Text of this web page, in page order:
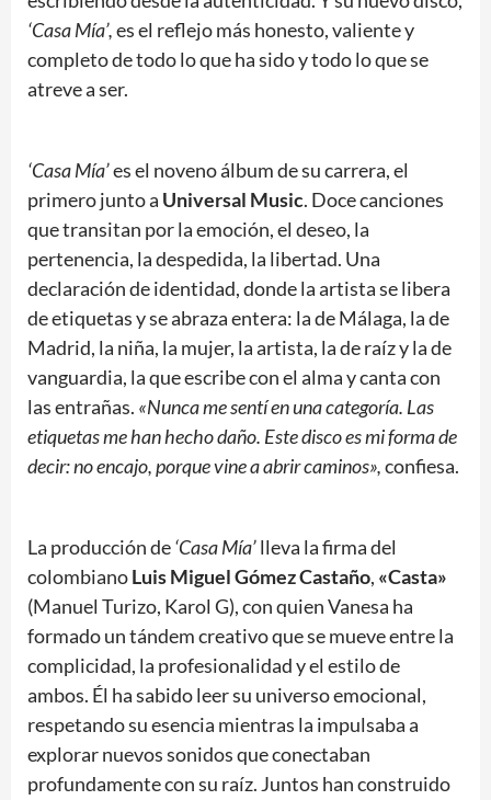
‘Casa Mía’,es el reflejo más honesto, valiente y
completo de todo lo que ha sido y todo lo que se
atreve a ser.
‘Casa Mía’es el noveno álbum de su carrera, el
primero junto a Universal Music. Doce canciones
que transitan por la emoción, el deseo, la
pertenencia, la despedida, la libertad. Una
declaración de identidad, donde la artista se libera
de etiquetas y se abraza entera: la de Málaga, la de
Madrid, la niña, la mujer, la artista, la de raíz y la de
vanguardia, la que escribe con el alma y canta con
las entrañas. «Nunca me sentí en una categoría. Las
etiquetas me han hecho daño. Este disco es mi forma de
decir: no encajo, porque vine a abrir caminos»,confiesa.
La producción de‘Casa Mía’lleva la firma del
colombianoLuis Miguel Gómez Castaño, «Casta»
(Manuel Turizo, Karol G), con quien Vanesa ha
formado un tándem creativo que se mueve entre la
complicidad, la profesionalidad y el estilo de
ambos. Él ha sabido leer su universo emocional,
respetando su esencia mientras la impulsaba a
explorar nuevos sonidos que conectaban
profundamente con su raíz. Juntos han construido